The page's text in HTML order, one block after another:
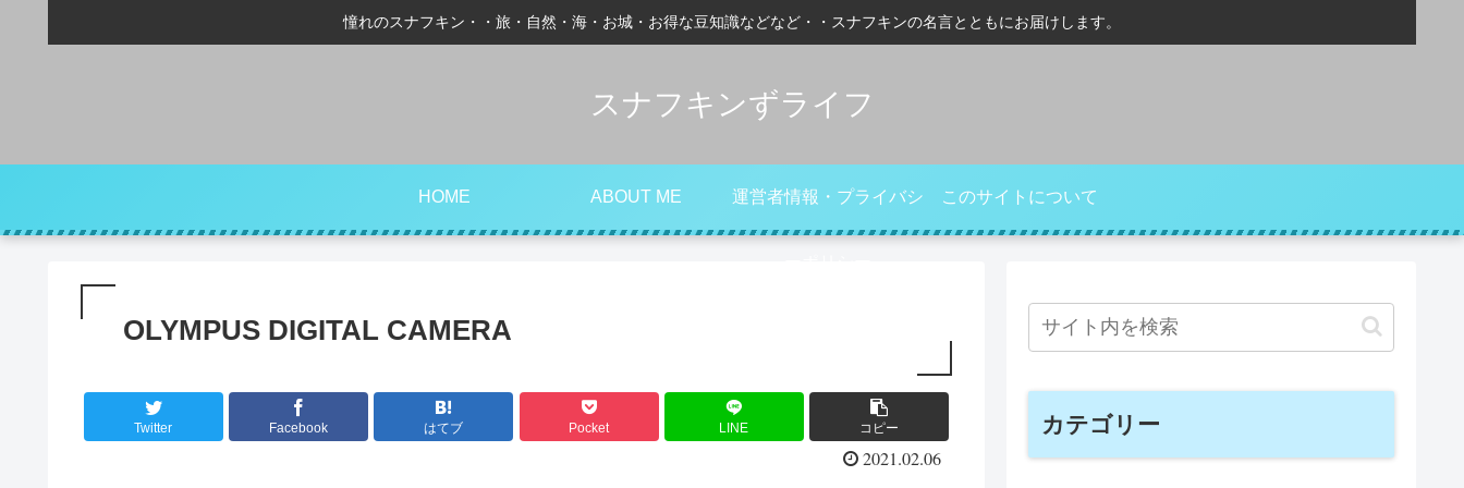
憧れのスナフキン・・旅・自然・海・お城・お得な豆知識などなど・・スナフキンの名言とともにお届けします。
スナフキンずライフ
HOME ABOUT ME 運営者情報・プライバシ このサイトについて
OLYMPUS DIGITAL CAMERA
Twitter Facebook はてブ Pocket LINE コピー
2021.02.06
カテゴリー